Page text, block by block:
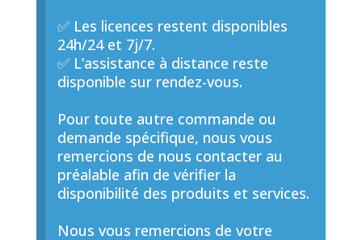
✅ Les licences restent disponibles
24h/24 et 7j/7.
✅ L’assistance à distance reste
disponible sur rendez-vous.
Pour toute autre commande ou
demande spécifique, nous vous
remercions de nous contacter au
préalable afin de vérifier la
disponibilité des produits et services.
Nous vous remercions de votre